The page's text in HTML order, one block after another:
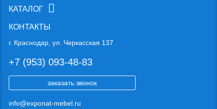
КАТАЛОГ
КОНТАКТЫ
г. Краснодар, ул. Черкасская 137
+7 (953) 093-48-83
заказать звонок
info@exponat-mebel.ru